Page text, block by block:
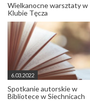
Wielkanocne warsztaty w
Klubie Tęcza
6.03.2022
Spotkanie autorskie w
Bibliotece w Siechnicach